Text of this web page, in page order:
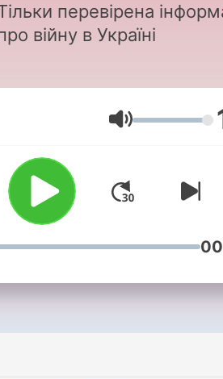
перевірена
війну в Україні
Volume